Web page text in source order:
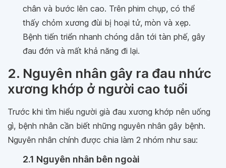
chân và bước lên cao. Trên phim chụp, có thể
thấy chỏm xương đùi bị hoại tử, mòn và xẹp.
Bệnh tiến triển nhanh chóng dẫn tới tàn phế, gây
đau đớn và mất khả năng đi lại.
2. Nguyên nhân gây ra đau nhức
xương khớp ở người cao tuổi
Trước khi tìm hiểu người già đau xương khớp nên uống
gì, bệnh nhân cần biết những nguyên nhân gây bệnh.
Nguyên nhân chính được chia làm 2 nhóm như sau:
2.1 Nguyên nhân bên ngoài